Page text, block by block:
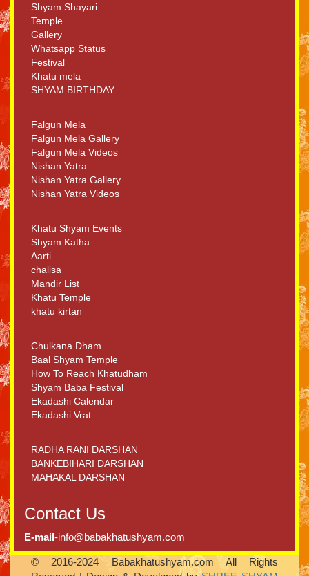
Shyam Shayari
Temple
Gallery
Whatsapp Status
Festival
Khatu mela
SHYAM BIRTHDAY
Falgun Mela
Falgun Mela Gallery
Falgun Mela Videos
Nishan Yatra
Nishan Yatra Gallery
Nishan Yatra Videos
Khatu Shyam Events
Shyam Katha
Aarti
chalisa
Mandir List
Khatu Temple
khatu kirtan
Chulkana Dham
Baal Shyam Temple
How To Reach Khatudham
Shyam Baba Festival
Ekadashi Calendar
Ekadashi Vrat
RADHA RANI DARSHAN
BANKEBIHARI DARSHAN
MAHAKAL DARSHAN
Contact Us
E-mail-info@babakhatushyam.com
© 2016-2024 Babakhatushyam.com All Rights